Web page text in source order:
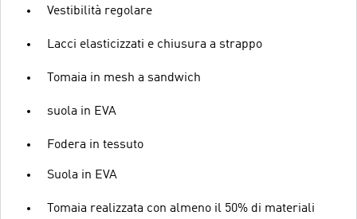
Vestibilità regolare
Lacci elasticizzati e chiusura a strappo
Tomaia in mesh a sandwich
suola in EVA
Fodera in tessuto
Suola in EVA
Tomaia realizzata con almeno il 50% di materiali